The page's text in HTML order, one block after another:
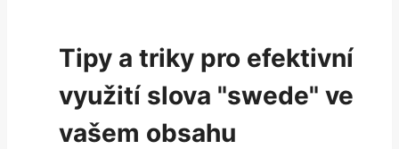
Tipy a triky pro efektivní
využití slova "swede" ve
vašem obsahu